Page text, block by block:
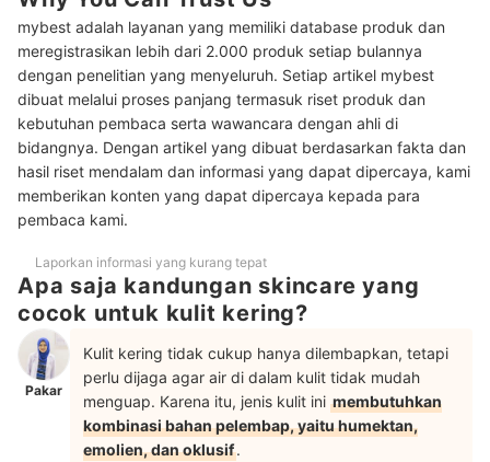
Skincare tambahan yang cocok untuk kulit kering
Baca juga rekomendasi produk skincare lainnya untuk kulit kusam
dan kering di sini
mybest adalah layanan yang memiliki database produk dan
meregistrasikan lebih dari 2.000 produk setiap bulannya
dengan penelitian yang menyeluruh. Setiap artikel mybest
dibuat melalui proses panjang termasuk riset produk dan
kebutuhan pembaca serta wawancara dengan ahli di
bidangnya. Dengan artikel yang dibuat berdasarkan fakta dan
hasil riset mendalam dan informasi yang dapat dipercaya, kami
memberikan konten yang dapat dipercaya kepada para
pembaca kami.
Laporkan informasi yang kurang tepat
Apa saja kandungan skincare yang
cocok untuk kulit kering?
Pakar
Kulit kering tidak cukup hanya dilembapkan, tetapi
perlu dijaga agar air di dalam kulit tidak mudah
menguap. Karena itu, jenis kulit ini membutuhkan
kombinasi bahan pelembap, yaitu humektan,
emolien, dan oklusif.